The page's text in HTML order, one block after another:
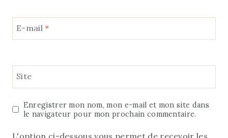
E-mail*
Site
Enregistrer mon nom, mon e-mail et mon site dans
le navigateur pour mon prochain commentaire.
L'option ci-dessous vous permet de recevoir les